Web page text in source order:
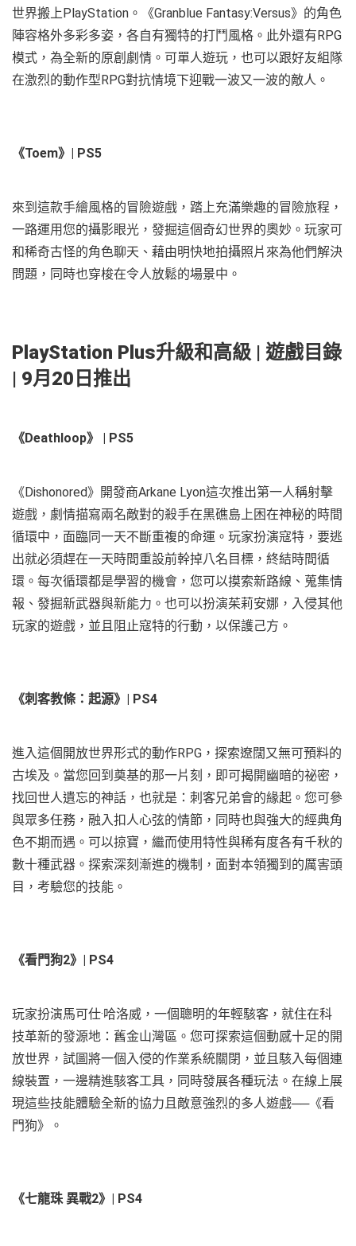
世界搬上PlayStation。《Granblue Fantasy:Versus》的角色
陣容格外多彩多姿，各自有獨特的打鬥風格。此外還有RPG
模式，為全新的原創劇情。可單人遊玩，也可以跟好友組隊
在激烈的動作型RPG對抗情境下迎戰一波又一波的敵人。
《Toem》| PS5
來到這款手繪風格的冒險遊戲，踏上充滿樂趣的冒險旅程，
一路運用您的攝影眼光，發掘這個奇幻世界的奧妙。玩家可
和稀奇古怪的角色聊天、藉由明快地拍攝照片來為他們解決
問題，同時也穿梭在令人放鬆的場景中。
PlayStation Plus升級和高級 | 遊戲目錄
| 9月20日推出
《Deathloop》 | PS5
《Dishonored》開發商Arkane Lyon這次推出第一人稱射擊
遊戲，劇情描寫兩名敵對的殺手在黑礁島上困在神秘的時間
循環中，面臨同一天不斷重複的命運。玩家扮演寇特，要逃
出就必須趕在一天時間重設前幹掉八名目標，終結時間循
環。每次循環都是學習的機會，您可以摸索新路線、蒐集情
報、發掘新武器與新能力。也可以扮演茱莉安娜，入侵其他
玩家的遊戲，並且阻止寇特的行動，以保護己方。
《刺客教條：起源》| PS4
進入這個開放世界形式的動作RPG，探索遼闊又無可預料的
古埃及。當您回到奠基的那一片刻，即可揭開幽暗的祕密，
找回世人遺忘的神話，也就是：刺客兄弟會的緣起。您可參
與眾多任務，融入扣人心弦的情節，同時也與強大的經典角
色不期而遇。可以掠寶，繼而使用特性與稀有度各有千秋的
數十種武器。探索深刻漸進的機制，面對本領獨到的厲害頭
目，考驗您的技能。
《看門狗2》| PS4
玩家扮演馬可仕·哈洛威，一個聰明的年輕駭客，就住在科
技革新的發源地：舊金山灣區。您可探索這個動感十足的開
放世界，試圖將一個入侵的作業系統關閉，並且駭入每個連
線裝置，一邊精進駭客工具，同時發展各種玩法。在線上展
現這些技能體驗全新的協力且敵意強烈的多人遊戲──《看
門狗》。
《七龍珠 異戰2》| PS4